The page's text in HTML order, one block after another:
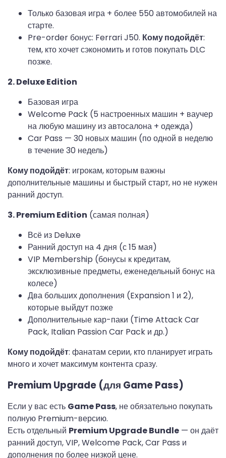
Только базовая игра + более 550 автомобилей на
старте.
Pre-order бонус: Ferrari J50. Кому подойдёт:
тем, кто хочет сэкономить и готов покупать DLC
позже.
2. Deluxe Edition
Базовая игра
Welcome Pack (5 настроенных машин + ваучер
на любую машину из автосалона + одежда)
Car Pass — 30 новых машин (по одной в неделю
в течение 30 недель)
Кому подойдёт: игрокам, которым важны
дополнительные машины и быстрый старт, но не нужен
ранний доступ.
3. Premium Edition (самая полная)
Всё из Deluxe
Ранний доступ на 4 дня (с 15 мая)
VIP Membership (бонусы к кредитам,
эксклюзивные предметы, еженедельный бонус на
колесе)
Два больших дополнения (Expansion 1 и 2),
которые выйдут позже
Дополнительные кар-паки (Time Attack Car
Pack, Italian Passion Car Pack и др.)
Кому подойдёт: фанатам серии, кто планирует играть
много и хочет максимум контента сразу.
Premium Upgrade (для Game Pass)
Если у вас есть Game Pass, не обязательно покупать
полную Premium-версию.
Есть отдельный Premium Upgrade Bundle — он даёт
ранний доступ, VIP, Welcome Pack, Car Pass и
дополнения по более низкой цене.